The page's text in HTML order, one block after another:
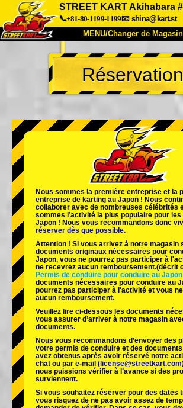
STREET KART Akihabara
📞+81-80-1199-1199📧 shina@kart.st
MENU/Changer de Magasin
ACCUEIL
À Propos Caractéristiques
Entreprise
Changer de Magasin
Tokyo Shinagawa
Tokyo Akihabara#2
Tokyo Shibuya Annexe
Tokyo Asakusa
Réservation
Nous sommes la première entreprise et la
entreprise de karting au Japon ! Nous
collaborer avec de nombreuses célébrités
sommes l’activité la plus populaire pour les
Japon ! Nous vous recommandons donc
réserver dès que possible.
Attention ! Si vous arrivez à notre magasin
documents originaux nécessaires pour
Japon, vous ne pourrez pas participer à
ne recevrez aucun remboursement.(décrit
Permis de conduire pour conduire au Japon
documents nécessaires pour conduire au
pourrez pas participer à l'activité et vous
aucun remboursement.
Veuillez lire ci-dessous les documents
vous assurer d’arriver à notre magasin
documents.
Nous vous recommandons d’envoyer des
votre permis de conduire et des
avez obtenus après avoir réservé notre
chat ou par e-mail ( license@streetkart.com
nous puissions vérifier à l’avance si des
surviennent.
Si vous souhaitez réserver pour des dates
vous risquez de ne pas avoir assez de